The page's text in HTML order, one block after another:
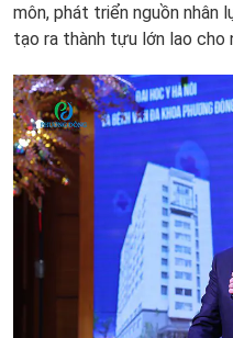
môn, phát triển nguồn nhân
tạo ra thành tựu lớn lao cho